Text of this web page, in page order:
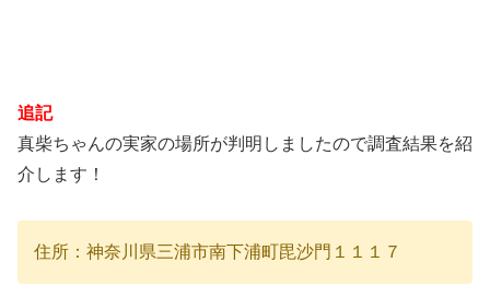
追記
真柴ちゃんの実家の場所が判明しましたので調査結果を紹
介します！
住所：神奈川県三浦市南下浦町毘沙門１１１７